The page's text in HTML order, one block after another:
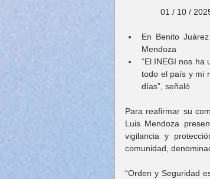
01 / 10 /
En Benito
Mendoza
“El INEGI nos ha
todo el país y mi
días”, señaló
Para reafirmar su
Luis Mendoza
vigilancia y
comunidad,
“Orden y Seguridad